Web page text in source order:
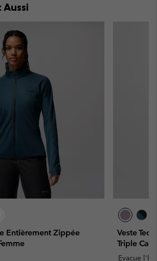
Aussi
Entièrement Zippée
Veste
Triple
Evacue